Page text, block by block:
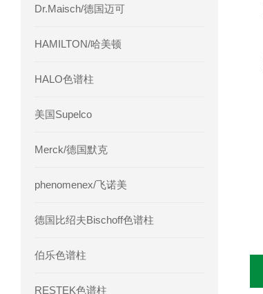
Dr.Maisch/德国迈可
HAMILTON/哈美顿
HALO色谱柱
美国Supelco
Merck/德国默克
phenomenex/飞诺美
德国比绍夫Bischoff色谱柱
伯乐色谱柱
RESTEK色谱柱